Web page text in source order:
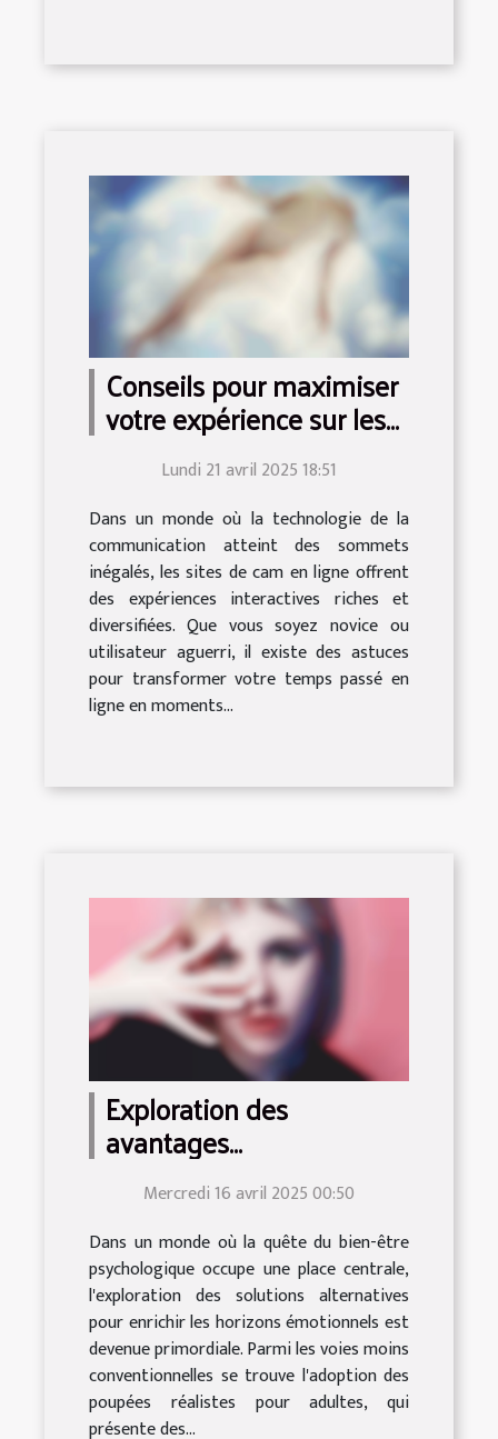
Conseils pour maximiser
votre expérience sur les
sites de cam en ligne
Lundi 21 avril 2025 18:51
Dans un monde où la technologie de la
communication atteint des sommets
inégalés, les sites de cam en ligne offrent
des expériences interactives riches et
diversifiées. Que vous soyez novice ou
utilisateur aguerri, il existe des astuces
pour transformer votre temps passé en
ligne en moments...
Exploration des
avantages
psychologiques des
poupées réalistes pour
adultes
Mercredi 16 avril 2025 00:50
Dans un monde où la quête du bien-être
psychologique occupe une place centrale,
l'exploration des solutions alternatives
pour enrichir les horizons émotionnels est
devenue primordiale. Parmi les voies moins
conventionnelles se trouve l'adoption des
poupées réalistes pour adultes, qui
présente des...